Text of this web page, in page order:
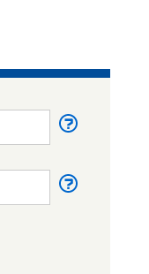
Nome
utente
Password